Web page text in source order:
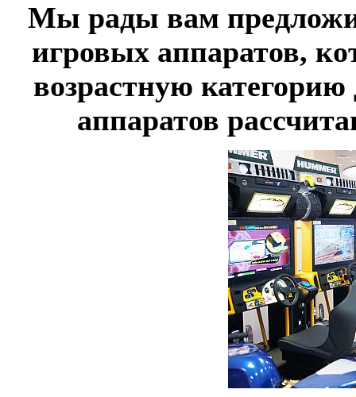
Мы рады вам
игровых аппаратов,
возрастную категорию
аппаратов